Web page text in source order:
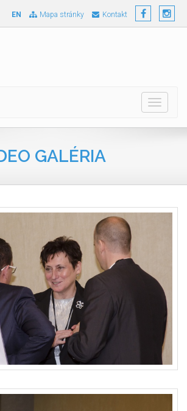
EN Mapa stránky Kontakt
Toggle
GALÉRIA